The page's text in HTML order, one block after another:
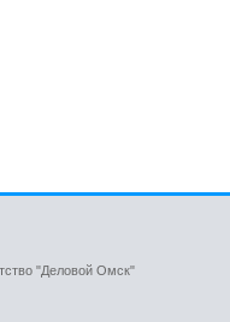
"Деловой Омск"